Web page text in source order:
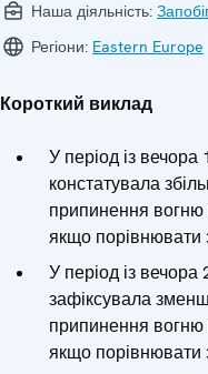
Наша діяльність:
Регіони: Eastern Europe
Короткий виклад
У період із
констатувала
припинення вогню
якщо порівнювати
У період із
зафіксувала
припинення вогню
якщо